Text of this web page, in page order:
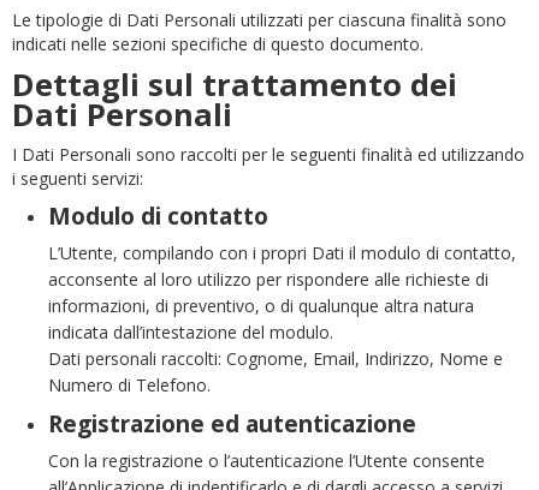
Le tipologie di Dati Personali utilizzati per ciascuna finalità sono
indicati nelle sezioni specifiche di questo documento.
Dettagli sul trattamento dei
Dati Personali
I Dati Personali sono raccolti per le seguenti finalità ed utilizzando
i seguenti servizi:
Modulo di contatto
L’Utente, compilando con i propri Dati il modulo di contatto,
acconsente al loro utilizzo per rispondere alle richieste di
informazioni, di preventivo, o di qualunque altra natura
indicata dall’intestazione del modulo.
Dati personali raccolti: Cognome, Email, Indirizzo, Nome e
Numero di Telefono.
Registrazione ed autenticazione
Con la registrazione o l’autenticazione l’Utente consente